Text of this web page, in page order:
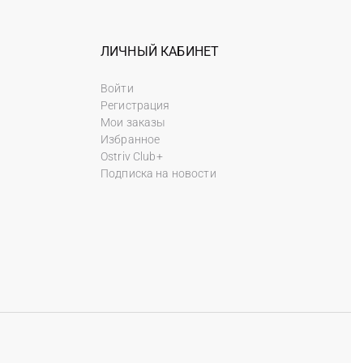
ЛИЧНЫЙ КАБИНЕТ
Войти
Регистрация
Мои заказы
Избранное
Ostriv Club+
Подписка на новости